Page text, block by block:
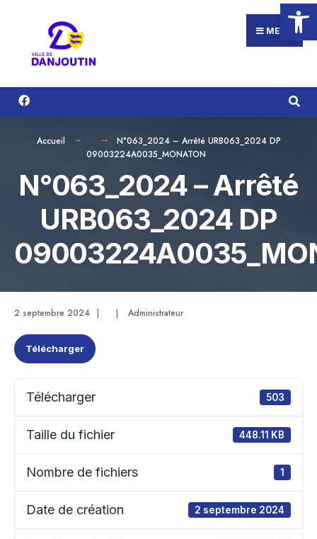
Ouvrir
contenu
MENU
Accueil
N°063_2024 – Arrêté URB063_2024 DP
09003224A0035_MONATON
N°063_2024 – Arrêté
URB063_2024 DP
2 septembre 2024 | | Administrateur
Télécharger
Télécharger 503
Taille du fichier 448.11 KB
Nombre de fichiers 1
Date de création 2 septembre 2024
for: